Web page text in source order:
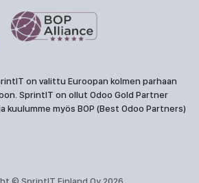
on valittu Euroopan kolmen parhaan
SprintIT on ollut Odoo Gold Partner
kuulumme myös BOP (Best Odoo Partners)
© SprintIT Finland Oy 2026